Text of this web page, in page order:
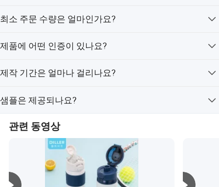
스를 제공합니다.
최소 주문 수량은 얼마인가요?
제품에 어떤 인증이 있나요?
제작 기간은 얼마나 걸리나요?
샘플은 제공되나요?
관련 동영상